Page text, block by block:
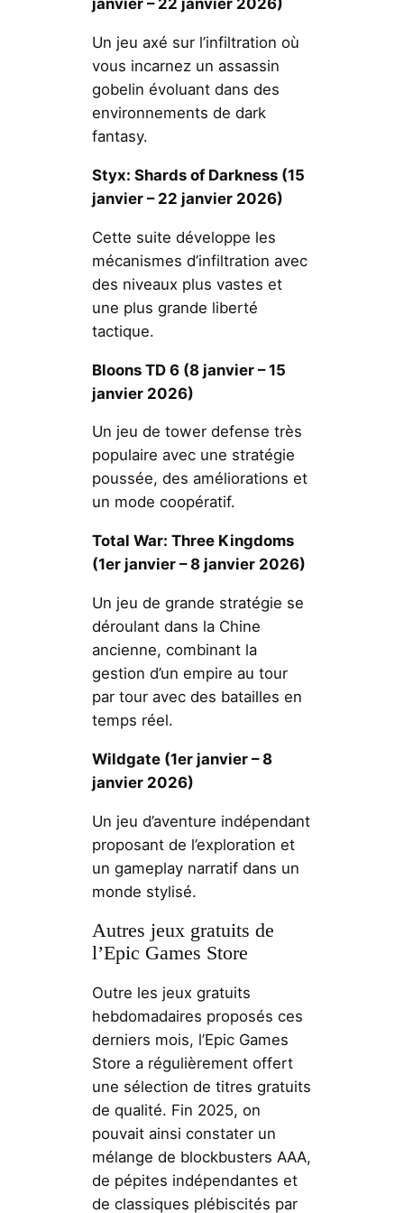
janvier – 22 janvier 2026)
Un jeu axé sur l’infiltration où
vous incarnez un assassin
gobelin évoluant dans des
environnements de dark
fantasy.
Styx: Shards of Darkness(15
janvier – 22 janvier 2026)
Cette suite développe les
mécanismes d’infiltration avec
des niveaux plus vastes et
une plus grande liberté
tactique.
Bloons TD 6 (8 janvier – 15
janvier 2026)
Un jeu de tower defense très
populaire avec une stratégie
poussée, des améliorations et
un mode coopératif.
Total War: Three Kingdoms
(1er janvier – 8 janvier 2026)
Un jeu de grande stratégie se
déroulant dans la Chine
ancienne, combinant la
gestion d’un empire au tour
par tour avec des batailles en
temps réel.
Wildgate (1er janvier – 8
janvier 2026)
Un jeu d’aventure indépendant
proposant de l’exploration et
un gameplay narratif dans un
monde stylisé.
Autres jeux gratuits de
l’Epic Games Store
Outre les jeux gratuits
hebdomadaires proposés ces
derniers mois, l’Epic Games
Store a régulièrement offert
une sélection de titres gratuits
de qualité. Fin 2025, on
pouvait ainsi constater un
mélange de blockbusters AAA,
de pépites indépendantes et
de classiques plébiscités par